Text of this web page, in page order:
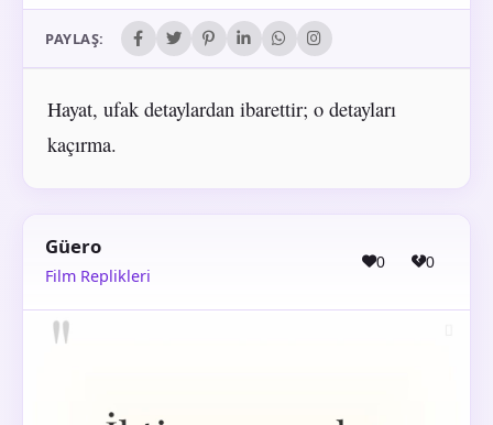
PAYLAŞ:
Hayat, ufak detaylardan ibarettir; o detayları
kaçırma.
Güero
Film Replikleri
0 0